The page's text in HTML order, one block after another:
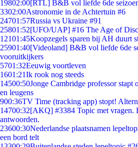
19802:00[RTL] B&B vol liefde 6de
3302:00Astronomie in de Achtertuin #6
24701:57Russia vs Ukraine #91
25801:52[UFO/UAP] #16 The Age of
12101:45Koopzegels sparen bij AH duurt
25901:40[Videoland] B&B vol liefde 6de
vooruitkijkers
5701:32Eeuwig voortleven
1601:21Ik rook nog steeds
14500:50Jonge Cambridge professor stapt
en leugens
900:36TV Time (tracking app) stopt!
14700:32[AKQ] #3384 Topic met vragen.
antwoorden.
23600:30Nederlandse plaatsnamen
een bord telt